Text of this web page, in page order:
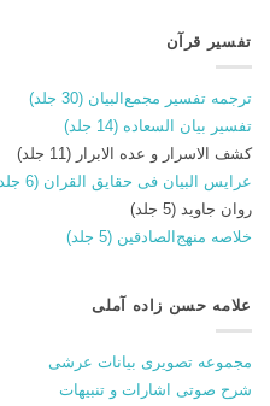
تفسیر قرآن
ترجمه تفسیر مجمع‌البیان (30 جلد)
تفسیر بیان السعاده (14 جلد)
کشف الاسرار و عده الابرار (11 جلد)
عرایس البیان فی حقایق القران (6 جلد)
روان جاوید (5 جلد)
خلاصه منهج‌الصادقین (5 جلد)
علامه حسن زاده آملی
مجموعه تصویری بیانات عرشی
شرح صوتی اشارات و تنبیهات